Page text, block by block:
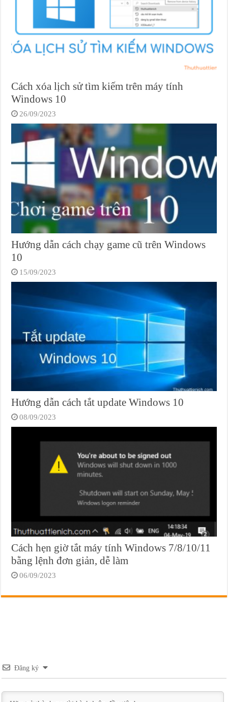
Cách xóa lịch sử tìm kiếm trên máy tính
Windows 10
26/09/2023
Hướng dẫn cách chạy game cũ trên Windows
10
15/09/2023
Hướng dẫn cách tắt update Windows 10
08/09/2023
Cách hẹn giờ tắt máy tính Windows 7/8/10/11
bằng lệnh đơn giản, dễ làm
06/09/2023
Đăng ký